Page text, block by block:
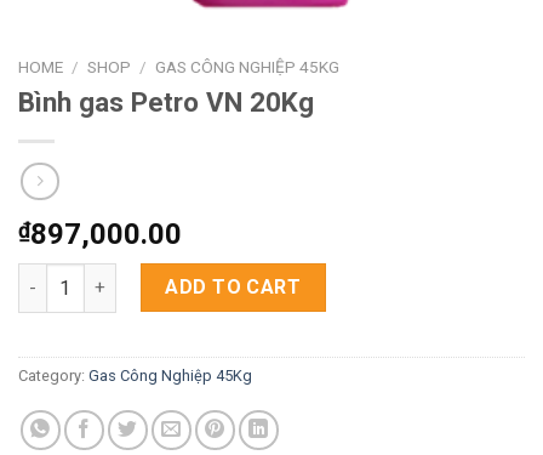
HOME / SHOP / GAS CÔNG NGHIỆP 45KG
Bình gas Petro VN 20Kg
₫897,000.00
Bình gas Petro VN 20Kg quantity
ADD TO CART
Category: Gas Công Nghiệp 45Kg